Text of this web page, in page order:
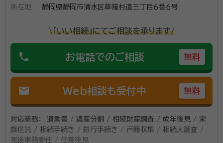
所在地
静岡県静岡市清水区草薙杉道三丁目６番６号
\「いい相続」にてご相談を承ります/
phone お電話でのご相談 無料
mail Web相談も受付中 無料
対応業務：
遺言書 / 遺産分割 / 相続財産調査 / 成年後見 / 家
族信託 / 相続手続き / 銀行手続き / 戸籍収集 / 相続人調査 /
死後事務委任 / 任意後見